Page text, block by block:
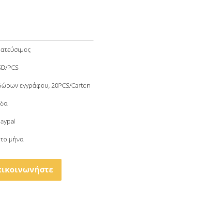
PCS
εγγράφου, 20PCS/Carton
το μήνα